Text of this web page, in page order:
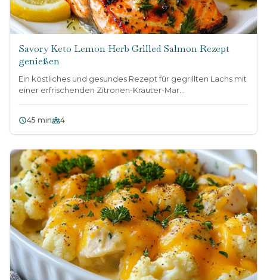
Savory Keto Lemon Herb Grilled Salmon Rezept
genießen
Ein köstliches und gesundes Rezept für gegrillten Lachs mit
einer erfrischenden Zitronen-Kräuter-Mar...
45 min 4